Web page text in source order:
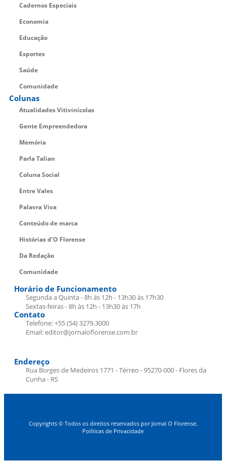
Cadernos Especiais
Economia
Educação
Esportes
Saúde
Comunidade
Colunas
Atualidades Vitivinícolas
Gente Empreendedora
Memória
Parla Talian
Coluna Social
Entre Vales
Palavra Viva
Conteúdo de marca
Histórias d’O Florense
Da Redação
Comunidade
Horário de Funcionamento
Segunda a Quinta - 8h às 12h - 13h30 às 17h30
Sextas-feiras - 8h às 12h - 13h30 às 17h
Contato
Telefone: +55 (54) 3279.3000
Email: editor@jornaloflorense.com.br
Endereço
Rua Borges de Medeiros 1771 - Térreo - 95270-000 - Flores da
Cunha - RS
Copyrights © Todos os direitos reservados por Jornal O Florense.
Políticas de Privacidade